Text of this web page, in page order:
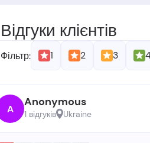
Відгуки клієнтів
Фільтр: 1 2 3
A Anonymous
1 відгукiв Ukraine